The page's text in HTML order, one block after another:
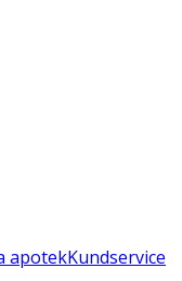
apotekKundservice